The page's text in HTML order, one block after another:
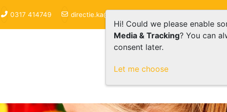
0317 414749 directie.ka@skovv.nl
Home Onze school
Hi! Could we please enable
Media & Tracking? You can
consent later.
Let me choose